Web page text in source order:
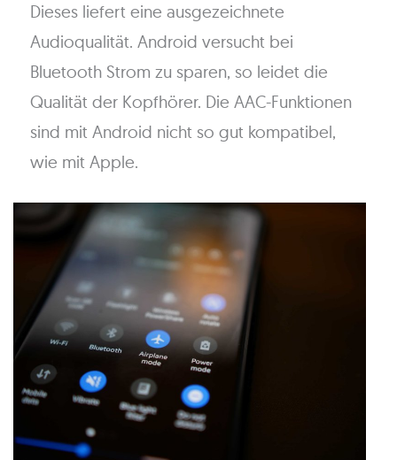
Dieses liefert eine ausgezeichnete
Audioqualität. Android versucht bei
Bluetooth Strom zu sparen, so leidet die
Qualität der Kopfhörer. Die AAC-Funktionen
sind mit Android nicht so gut kompatibel,
wie mit Apple.